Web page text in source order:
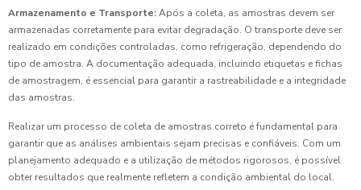
Armazenamento e Transporte:Após a coleta, as amostras devem ser
armazenadas corretamente para evitar degradação. O transporte deve ser
realizado em condições controladas, como refrigeração, dependendo do
tipo de amostra. A documentação adequada, incluindo etiquetas e fichas
de amostragem, é essencial para garantir a rastreabilidade e a integridade
das amostras.
Realizar um processo de coleta de amostras correto é fundamental para
garantir que as análises ambientais sejam precisas e confiáveis. Com um
planejamento adequado e a utilização de métodos rigorosos, é possível
obter resultados que realmente refletem a condição ambiental do local.